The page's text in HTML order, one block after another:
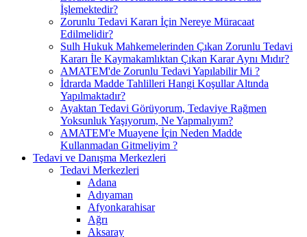
İşlemektedir?
Zorunlu Tedavi Kararı İçin Nereye Müracaat
Edilmelidir?
Sulh Hukuk Mahkemelerinden Çıkan Zorunlu Tedavi
Kararı İle Kaymakamlıktan Çıkan Karar Aynı Mıdır?
AMATEM'de Zorunlu Tedavi Yapılabilir Mi ?
İdrarda Madde Tahlilleri Hangi Koşullar Altında
Yapılmaktadır?
Ayaktan Tedavi Görüyorum, Tedaviye Rağmen
Yoksunluk Yaşıyorum, Ne Yapmalıyım?
AMATEM'e Muayene İçin Neden Madde
Kullanmadan Gitmeliyim ?
Tedavi ve Danışma Merkezleri
Tedavi Merkezleri
Adana
Adıyaman
Afyonkarahisar
Ağrı
Aksaray